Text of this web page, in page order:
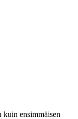
kuin ensimmäisen